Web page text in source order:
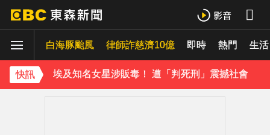
白海豚颱風 律師詐慈濟10億 即時 熱門 生活
快訊
菲律賓外海規模5.8強震！首都馬尼拉震感明顯
《理財達人秀》X 安聯投信免費講座報名中！搶先卡位 2027
埃及知名女星涉販毒！ 遭「判死刑」震撼社會